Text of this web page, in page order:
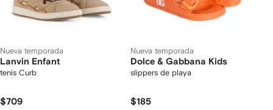
Nueva temporada
Lanvin Enfant
tenis Curb
$709
Nueva temporada
Dolce & Gabbana Kids
slippers de playa
$185